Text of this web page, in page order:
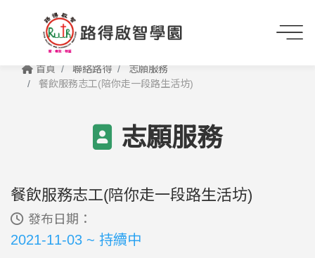
首頁 聯絡路得
志願服務
餐飲服務志工(陪你走一段路生活坊)
志願服務
餐飲服務志工(陪你走一段路生活坊)
發布日期：
2021-11-03 ~ 持續中